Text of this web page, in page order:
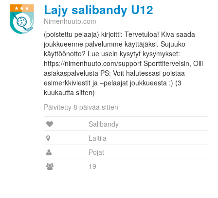
Lajy salibandy U12
Nimenhuuto.com
(poistettu pelaaja) kirjoitti: Tervetuloa! Kiva saada
joukkueenne palvelumme käyttäjäksi. Sujuuko
käyttöönotto? Lue usein kysytyt kysymykset:
https://nimenhuuto.com/support Sporttiterveisin, Olli
asiakaspalvelusta PS: Voit halutessasi poistaa
esimerkkiviestit ja –pelaajat joukkueesta :) (3
kuukautta sitten)
Päivitetty 8 päivää sitten
Salibandy
Laitila
Pojat
19